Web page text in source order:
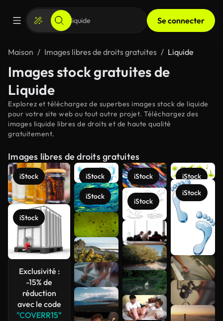
Se connecter
Maison Images libres de droits gratuites Liquide
Images stock gratuites de
Liquide
Explorez et téléchargez de superbes images stock de liquide
pour votre site web ou tout autre projet. Téléchargez des
images liquide libres de droits et de haute qualité
gratuitement.
Images libres de droits gratuites
iStock
iStock
Exclusivité :
-15% de
réduction
avec le code
"COVERR15"
iStock
iStock
iStock
iStock
iStock
iStock
Voir plus